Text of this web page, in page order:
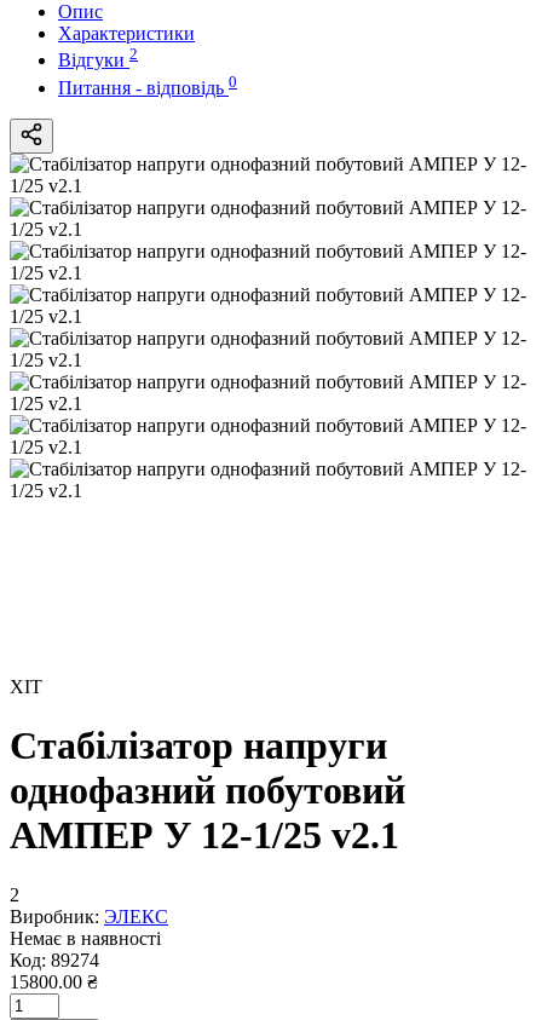
Опис
Характеристики
Відгуки 2
Питання - відповідь 0
ХІТ
Стабілізатор напруги
однофазний побутовий
АМПЕР У 12-1/25 v2.1
2
Виробник: ЭЛЕКС
Немає в наявності
Код: 89274
15800.00 ₴